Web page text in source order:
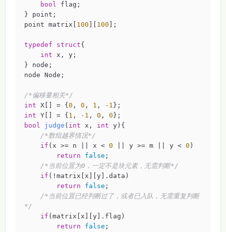
bool flag;
} point;
point matrix[ 100 100 ];
typedef struct{
int x, y;
} node;
node Node;
/*偏移量相关*/
int X[] = { 0 , 0 , 1 , -1
int Y[] = { 1 , -1 , 0 , 0
bool
judge ( int x, int y) {
/*数组越界情况*/
if (x >= n || x < 0 || y >= m || y < 0 )
return
false ;
/*当前位置为0，一定不是块元素，无需判断*/
if (!matrix[x][y].data)
return
false ;
/*当前位置已经判断过了，或者已入队，无需重复判断
*/
if (matrix[x][y].flag)
return
false ;